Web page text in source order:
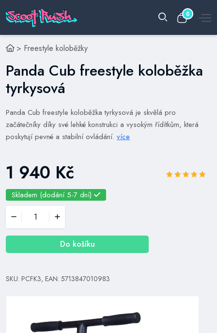
0
> Freestyle koloběžky
Panda Cub freestyle koloběžka
tyrkysová
Panda Cub freestyle koloběžka tyrkysová je skvělá pro
začátečníky díky své lehké konstrukci a vysokým řídítkům, která
poskytují pevné a stabilní ovládání. více
1 940 Kč
Skladem (dodání 5-7 dní)
Do košíku
SKU: PCFK3, EAN: 5713847010983